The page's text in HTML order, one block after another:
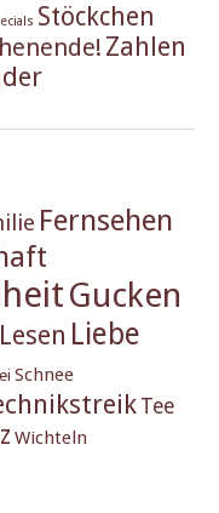
Stöckchen
Zahlen
Fernsehen
Gucken
Lesen Liebe
Schnee
Tee
Wichteln